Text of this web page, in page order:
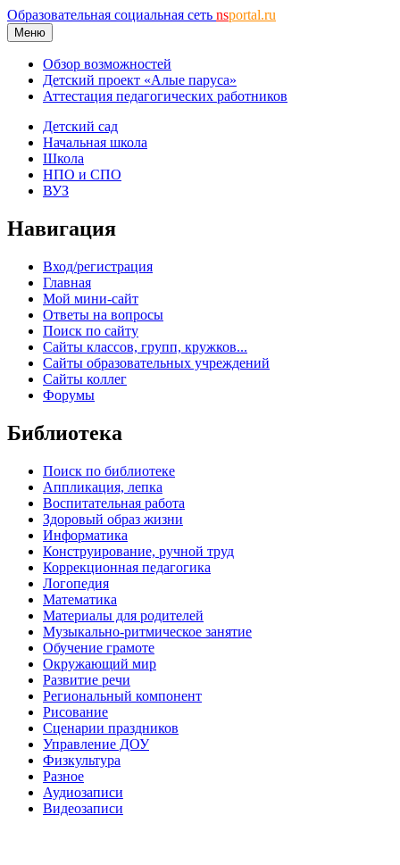
Образовательная социальная сеть nsportal.ru
Меню
Обзор возможностей
Детский проект «Алые паруса»
Аттестация педагогических работников
Детский сад
Начальная школа
Школа
НПО и СПО
ВУЗ
Навигация
Вход/регистрация
Главная
Мой мини-сайт
Ответы на вопросы
Поиск по сайту
Сайты классов, групп, кружков...
Сайты образовательных учреждений
Сайты коллег
Форумы
Библиотека
Поиск по библиотеке
Аппликация, лепка
Воспитательная работа
Здоровый образ жизни
Информатика
Конструирование, ручной труд
Коррекционная педагогика
Логопедия
Математика
Материалы для родителей
Музыкально-ритмическое занятие
Обучение грамоте
Окружающий мир
Развитие речи
Региональный компонент
Рисование
Сценарии праздников
Управление ДОУ
Физкультура
Разное
Аудиозаписи
Видеозаписи